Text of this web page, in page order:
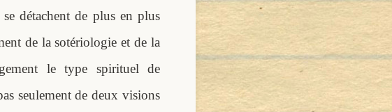
détachent de plus en plus
de la sotériologie et de la
le type spirituel de
seulement de deux visions